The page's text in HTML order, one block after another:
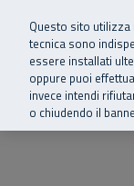
Vai al menu
Vai al contenuto
Vai al Footer
SuperAbile - il
Questo sito utilizza
tecnica sono
essere installati
oppure puoi
invece intendi
o chiudendo il